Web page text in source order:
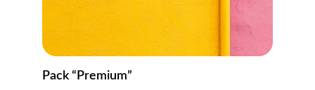
Pack “Premium”